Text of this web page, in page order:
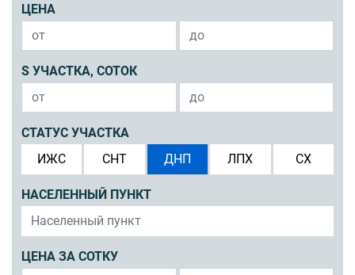
ЦЕНА
S УЧАСТКА, СОТОК
СТАТУС УЧАСТКА
ИЖС
СНТ ДНП ЛПХ СХ
НАСЕЛЕННЫЙ ПУНКТ
ЦЕНА ЗА СОТКУ